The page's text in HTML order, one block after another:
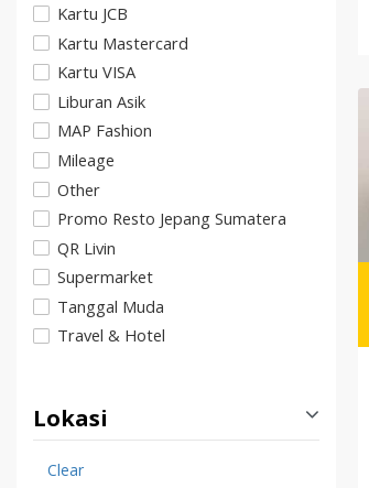
Kartu JCB
Kartu Mastercard
Kartu VISA
Liburan Asik
MAP Fashion
Mileage
Other
Promo Resto Jepang Sumatera
QR Livin
Supermarket
Tanggal Muda
Travel & Hotel
Lokasi
Clear